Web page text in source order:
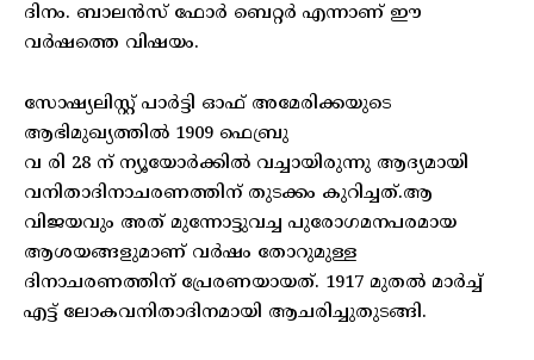
ദിനം. ബാലൻസ് ഫോർ ബെറ്റർ എന്നാണ് ഈ
വർഷത്തെ വിഷയം.
സോഷ്യലിസ്റ്റ് പാർട്ടി ഓഫ് അമേരിക്കയുടെ
ആഭിമുഖ്യത്തിൽ 1909 ഫെബ്രു
വ രി 28 ന് ന്യൂയോർക്കിൽ വച്ചായിരുന്നു ആദ്യമായി
വനിതാദിനാചരണത്തിന് തുടക്കം കുറിച്ചത്.ആ
വിജയവും അത് മുന്നോട്ടുവച്ച പുരോഗമനപരമായ
ആശയങ്ങളുമാണ് വർഷം തോറുമുള്ള
ദിനാചരണത്തിന് പ്രേരണയായത്. 1917 മുതൽ മാർച്ച്
എട്ട് ലോകവനിതാദിനമായി ആചരിച്ചുതുടങ്ങി.